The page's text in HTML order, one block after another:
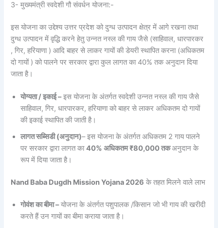
3- मुख्यमंत्री स्वदेशी गौ संवर्धन योजना:-
इस योजना का उद्देश्य उत्तर प्रदेश को दुग्ध उत्पादन क्षेत्र में आगे रखना तथा
दुग्ध उत्पादन में वृद्धि करने हेतु उन्नत नस्ल की गाय जैसे (साहिवाल, धारपारकर
, गिर, हरियाणा ) आदि बाहर से लाकर गायों की डेयरी स्थापित करना (अधिकतम
दो गायों ) को पालने पर सरकार द्वारा कुल लागत का 40% तक अनुदान दिया
जाता है।
योग्यता / इकाई –इस योजना के अंतर्गत स्वदेशी उन्नत नस्ल की गाय जैसे
साहिवाल, गिर, धारपारकर, हरियाणा को बाहर से लाकर अधिकतम दो गायों
की इकाई स्थापित की जाती है।
लागत सब्सिडी (अनुदान)– इस योजना के अंतर्गत अधिकतम 2 गाय पालने
पर सरकार द्वारा लागत का40% अधिकतम ₹80,000 तकअनुदान के
रूप में दिया जाता है।
Nand Baba Dugdh Mission Yojana 2026 के तहत मिलने वाले लाभ
गोवंश का बीमा –योजना के अंतर्गत पशुपालक /किसान जो भी गाय की खरीदी
करते हैं उन गायों का बीमा कराया जाता है।